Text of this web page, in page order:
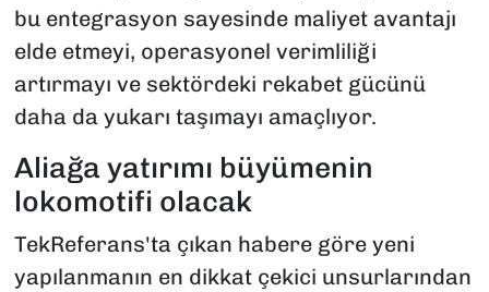
bu entegrasyon sayesinde maliyet avantajı
elde etmeyi, operasyonel verimliliği
artırmayı ve sektördeki rekabet gücünü
daha da yukarı taşımayı amaçlıyor.
Aliağa yatırımı büyümenin
lokomotifi olacak
TekReferans'ta çıkan habere göre yeni
yapılanmanın en dikkat çekici unsurlarından